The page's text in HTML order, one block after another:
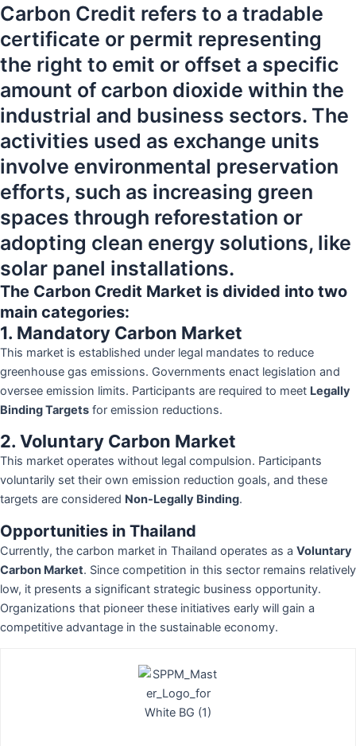
Carbon Credit refers to a tradable
certificate or permit representing
the right to emit or offset a specific
amount of carbon dioxide within the
industrial and business sectors. The
activities used as exchange units
involve environmental preservation
efforts, such as increasing green
spaces through reforestation or
adopting clean energy solutions, like
solar panel installations.
The Carbon Credit Market is divided into two
main categories:
1. Mandatory Carbon Market
This market is established under legal mandates to reduce
greenhouse gas emissions. Governments enact legislation and
oversee emission limits. Participants are required to meet Legally
Binding Targets for emission reductions.
2. Voluntary Carbon Market
This market operates without legal compulsion. Participants
voluntarily set their own emission reduction goals, and these
targets are considered Non-Legally Binding.
Opportunities in Thailand
Currently, the carbon market in Thailand operates as a Voluntary
Carbon Market. Since competition in this sector remains relatively
low, it presents a significant strategic business opportunity.
Organizations that pioneer these initiatives early will gain a
competitive advantage in the sustainable economy.